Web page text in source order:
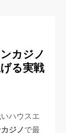
カジノ
る実戦
ハウスエ
ジノで最